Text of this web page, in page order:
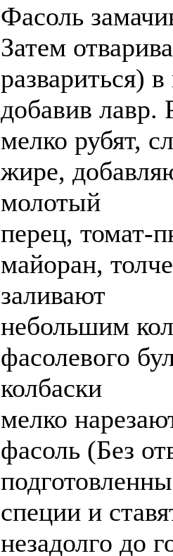
Фасоль
Затем
развариться)
добавив лавр.
мелко рубят,
жире,
молотый
перец, томат-
майоран,
заливают
небольшим
фасолевого
колбаски
мелко
фасоль (Без
специи и
незадолго до